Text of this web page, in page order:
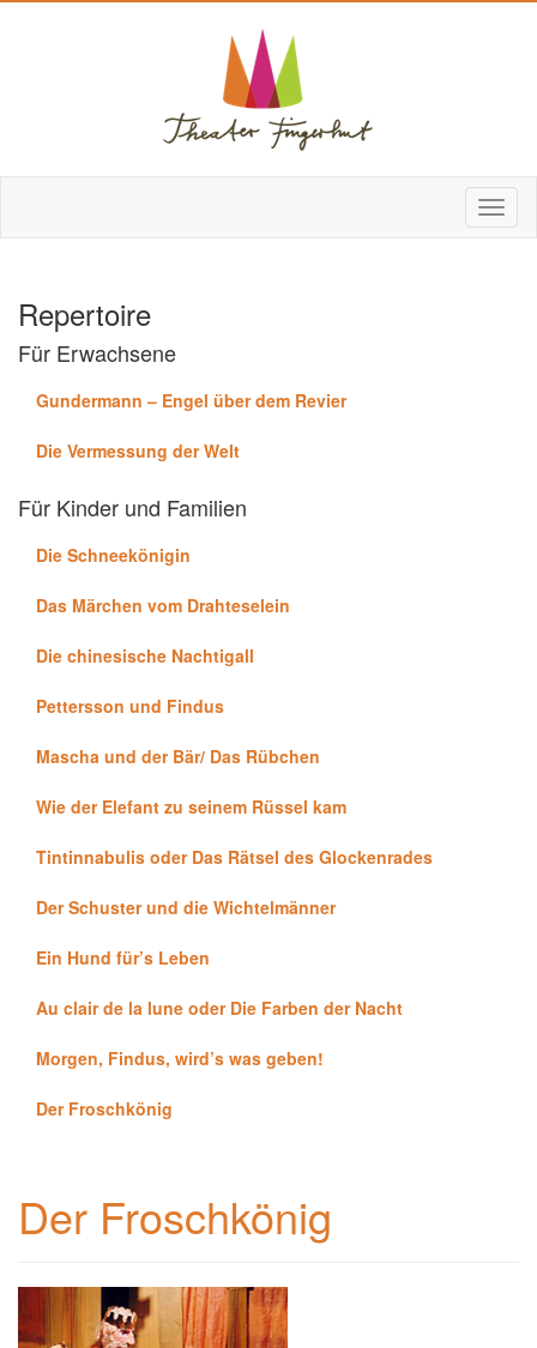
Repertoire
Für Erwachsene
Gundermann – Engel über dem Revier
Die Vermessung der Welt
Für Kinder und Familien
Die Schneekönigin
Das Märchen vom Drahteselein
Die chinesische Nachtigall
Pettersson und Findus
Mascha und der Bär/ Das Rübchen
Wie der Elefant zu seinem Rüssel kam
Tintinnabulis oder Das Rätsel des Glockenrades
Der Schuster und die Wichtelmänner
Ein Hund für’s Leben
Au clair de la lune oder Die Farben der Nacht
Morgen, Findus, wird’s was geben!
Der Froschkönig
Der Froschkönig